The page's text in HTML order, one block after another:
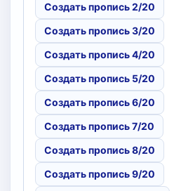
Создать пропись 2/20
Создать пропись 3/20
Создать пропись 4/20
Создать пропись 5/20
Создать пропись 6/20
Создать пропись 7/20
Создать пропись 8/20
Создать пропись 9/20